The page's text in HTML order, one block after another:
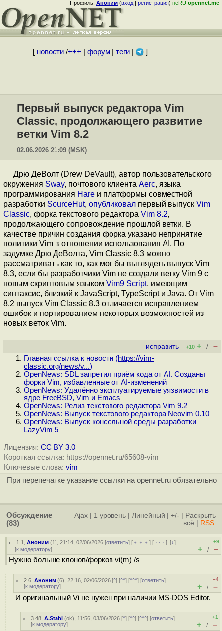
Профиль:Аноним(вход|регистрация)неRUopennet.me
[ новости/+++ форум| теги| ]
Первый выпуск редактора Vim
Classic, продолжающего развитие
ветки Vim 8.2
02.06.2026 21:09 (MSK)
Дрю ДеВолт (Drew DeVault), автор пользовательского
окружения Sway, почтового клиента Aerc, языка
программирования Hare и платформы совместной
разработки SourceHut, опубликовал первый выпуск Vim
Classic, форка текстового редактора Vim 8.2,
продолжающего сопровождение прошлой ветки. В
качестве причин создания форка указано непринятие
политики Vim в отношении использования AI. По
задумке Дрю ДеВолта, Vim Classic 8.3 можно
рассматривать как то, как мог бы выглядеть выпуск Vim
8.3, если бы разработчики Vim не создали ветку Vim 9 с
новым скриптовым языком Vim9 Script, имеющим
синтаксис, близкий к JavaScript, TypeScript и Java. От Vim
8.2 выпуск Vim Classic 8.3 отличается исправлением
ошибок и портированием некоторых возможностей из
новых веток Vim.
исправить +10 + / –
Главная ссылка к новости (https://vim-
classic.org/news/v...)
OpenNews: SDL запретил приём кода от AI. Созданы
форки Vim, избавленные от AI-изменений
OpenNews: Удалённо эксплуатируемые уязвимости в
ядре FreeBSD, Vim и Emacs
OpenNews: Релиз текстового редактора Vim 9.2
OpenNews: Выпуск текстового редактора Neovim 0.10
OpenNews: Выпуск консольной среды разработки
LazyVim 5
Лицензия: CC BY 3.0
Короткая ссылка: https://opennet.ru/65608-vim
Ключевые слова: vim
При перепечатке указание ссылки на opennet.ru обязательно
Обсуждение
(83)
Ajax 1 уровень Линейный +/-
Раскрыть
всё
RSS
1.1 ,Аноним (1), 21:14, 02/06/2026 [ответить] [ ﹢﹢﹢] [ · · ·][↓]
[к модератору]
+9
+ / –
Нужно больше клонов/форков vi(m) /s
2.6 ,Аноним (6), 22:16, 02/06/2026 [^] [^^] [^^^] [ответить]
[к модератору]
–4
+ / –
И оригинальный Vi не нужен при наличии MS-DOS Editor.
3.48 ,A.Stahl (ok), 11:56, 03/06/2026 [^] [^^] [^^^] [ответить]
[к модератору]
+1
+ / –